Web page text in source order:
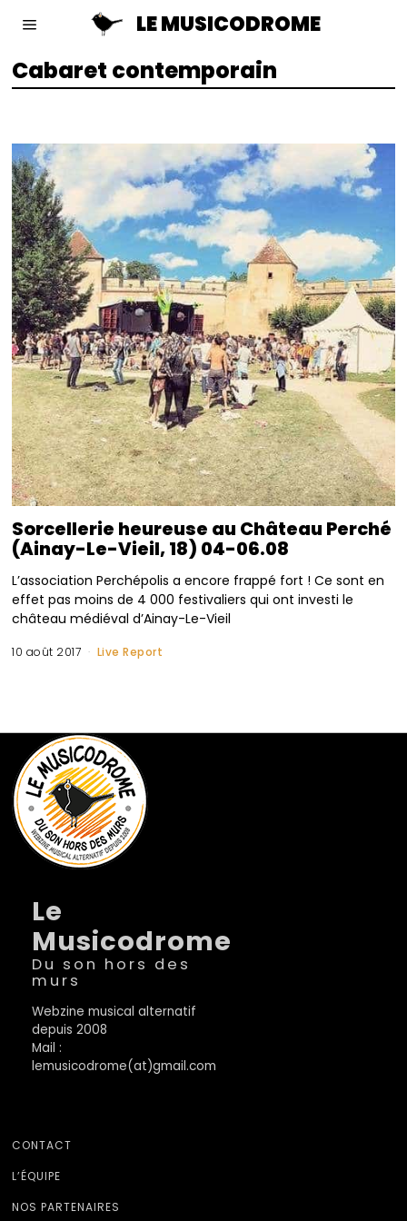
LE MUSICODROME
Cabaret contemporain
Sorcellerie heureuse au Château Perché
(Ainay-Le-Vieil, 18) 04-06.08
L’association Perchépolis a encore frappé fort ! Ce sont en
effet pas moins de 4 000 festivaliers qui ont investi le
château médiéval d’Ainay-Le-Vieil
10 août 2017 Live Report
Le
Musicodrome
Du son hors des
murs
Webzine musical alternatif
depuis 2008
Mail :
lemusicodrome(at)gmail.com
CONTACT
L’ÉQUIPE
NOS PARTENAIRES